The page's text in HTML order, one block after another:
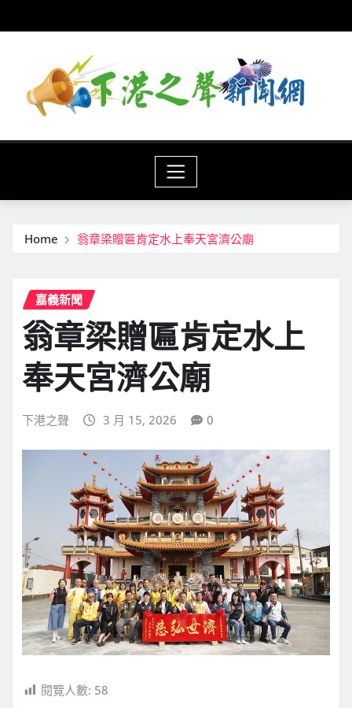
to
Home 翁章梁贈匾肯定水上奉天宮濟公廟
嘉義新聞
翁章梁贈匾肯定水上
奉天宮濟公廟
下港之聲 3 月 15, 2026 0
閱覽人數: 58